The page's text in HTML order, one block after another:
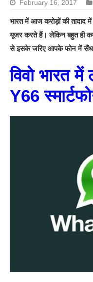
February 16, 2017
भारत में आज करोड़ों की तादाद
यूजर करते हैं। लेकिन बहुत ही कम
से इसके जरिए आपके फोन में सैंध
विवो भारत
Y66